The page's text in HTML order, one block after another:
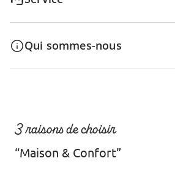
Qui sommes-nous
3 raisons de choisir
“Maison & Confort”